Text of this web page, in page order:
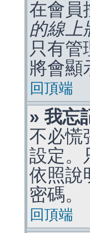
在會員
的線上
只有管
將會顯
回頂端
» 我忘
不必慌
設定。
依照說
密碼。
回頂端